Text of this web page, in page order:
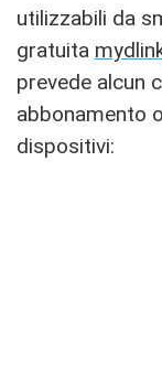
utilizzabili da
gratuita
prevede alcun
abbonamento
dispositivi: